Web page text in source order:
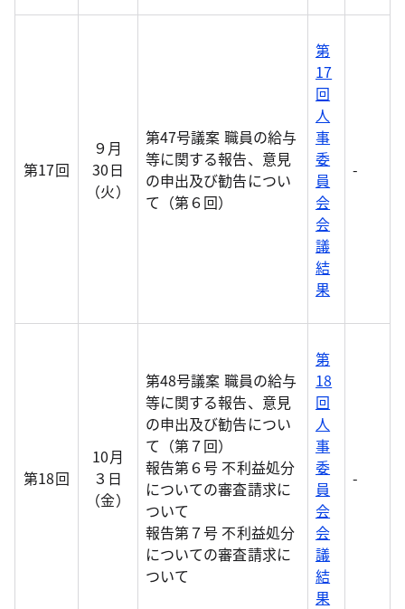
第17回
９月
30日
（火）
第47号議案 職員の給与
等に関する報告、意見
の申出及び勧告につい
て（第６回）
第
17
回
人
事
委
員
会
会
議
結
果
-
第18回
10月
３日
（金）
第48号議案 職員の給与
等に関する報告、意見
の申出及び勧告につい
て（第７回）
報告第６号 不利益処分
についての審査請求に
ついて
報告第７号 不利益処分
についての審査請求に
ついて
第
18
回
人
事
委
員
会
会
議
結
果
-